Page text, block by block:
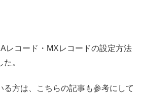
レコード・MXレコードの設定方法
。
方は、こちらの記事も参考にして